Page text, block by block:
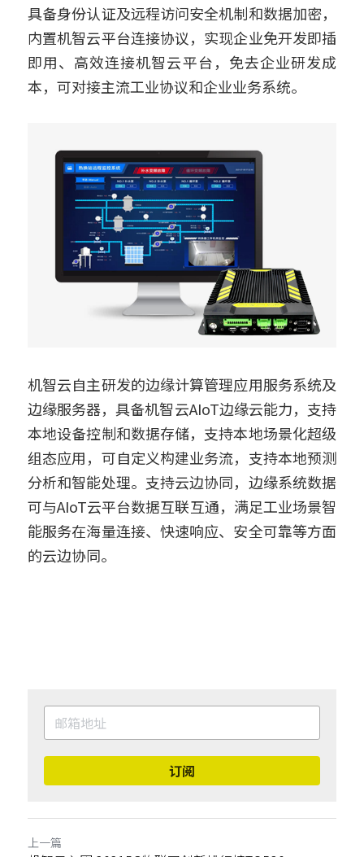
具备身份认证及远程访问安全机制和数据加密，
内置机智云平台连接协议，实现企业免开发即插
即用、高效连接机智云平台，免去企业研发成
本，可对接主流工业协议和企业业务系统。
机智云自主研发的边缘计算管理应用服务系统及
边缘服务器，具备机智云AIoT边缘云能力，支持
本地设备控制和数据存储，支持本地场景化超级
组态应用，可自定义构建业务流，支持本地预测
分析和智能处理。支持云边协同，边缘系统数据
可与AIoT云平台数据互联互通，满足工业场景智
能服务在海量连接、快速响应、安全可靠等方面
的云边协同。
订阅
上一篇